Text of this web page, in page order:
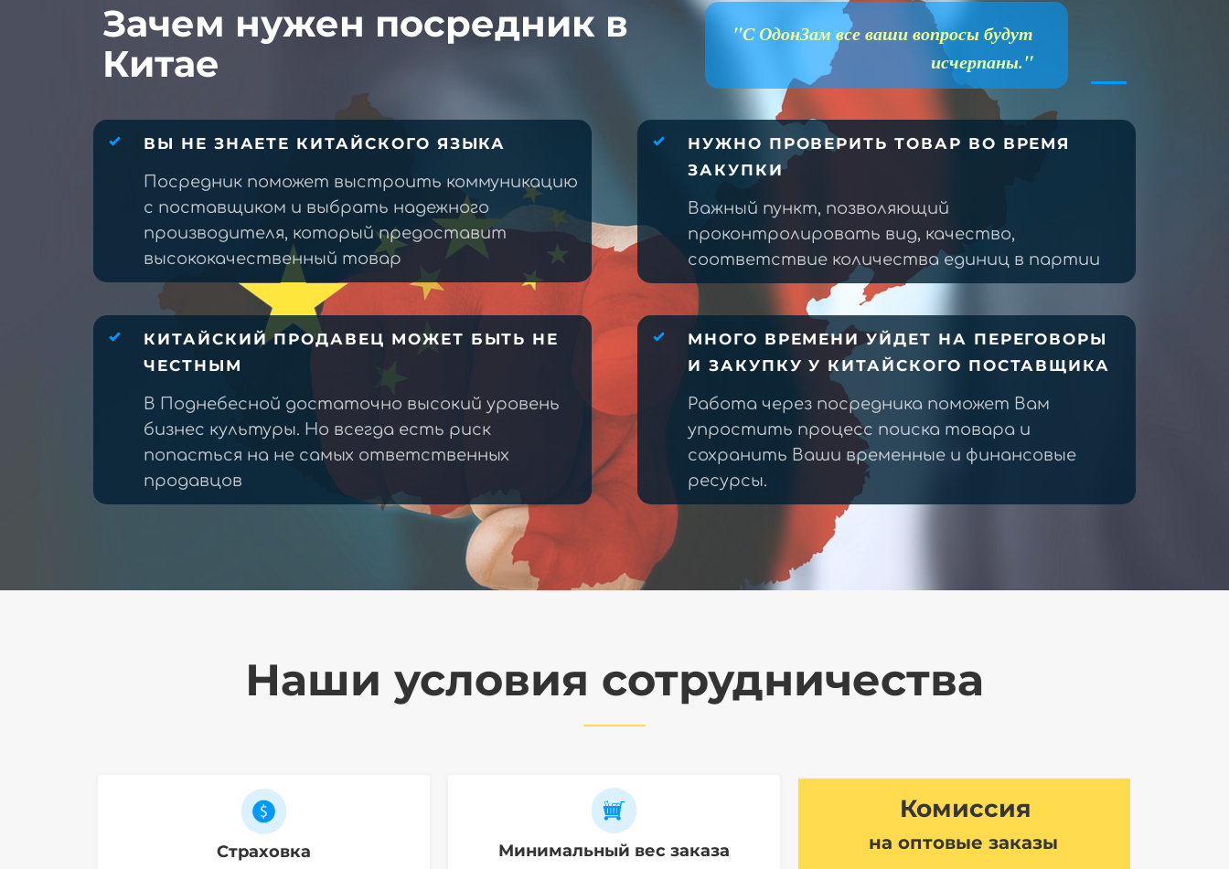
Зачем нужен посредник в
Китае
"С ОдонЗам все ваши вопросы будут
исчерпаны."
ВЫ НЕ ЗНАЕТЕ КИТАЙСКОГО ЯЗЫКА
Посредник поможет выстроить коммуникацию
с поставщиком и выбрать надежного
производителя, который предоставит
высококачественный товар
НУЖНО ПРОВЕРИТЬ ТОВАР ВО ВРЕМЯ
ЗАКУПКИ
Важный пункт, позволяющий
проконтролировать вид, качество,
соответствие количества единиц в партии
КИТАЙСКИЙ ПРОДАВЕЦ МОЖЕТ БЫТЬ НЕ
ЧЕСТНЫМ
В Поднебесной достаточно высокий уровень
бизнес культуры. Но всегда есть риск
попасться на не самых ответственных
продавцов
МНОГО ВРЕМЕНИ УЙДЕТ НА ПЕРЕГОВОРЫ
И ЗАКУПКУ У КИТАЙСКОГО ПОСТАВЩИКА
Работа через посредника поможет Вам
упростить процесс поиска товара и
сохранить Ваши временные и финансовые
ресурсы.
Наши условия сотрудничества
Страховка Минимальный вес заказа
Комиссия
на оптовые заказы